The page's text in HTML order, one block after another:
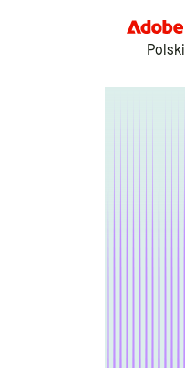
Polski